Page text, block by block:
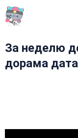
За неделю
дорама